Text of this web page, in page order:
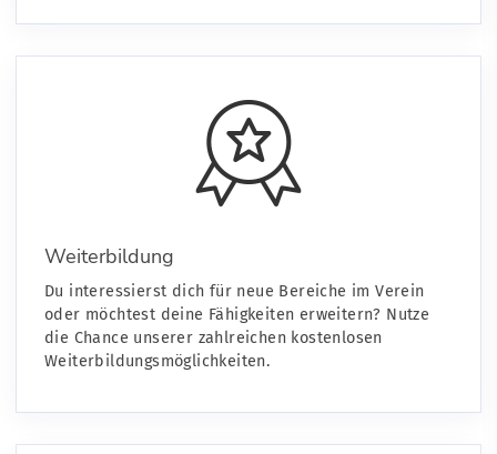
Weiterbildung
Du interessierst dich für neue Bereiche im Verein
oder möchtest deine Fähigkeiten erweitern? Nutze
die Chance unserer zahlreichen kostenlosen
Weiterbildungsmöglichkeiten.